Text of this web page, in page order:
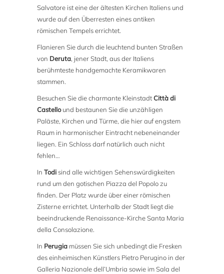
Salvatore ist eine der ältesten Kirchen Italiens und
wurde auf den Überresten eines antiken
römischen Tempels errichtet.
Flanieren Sie durch die leuchtend bunten Straßen
von Deruta, jener Stadt, aus der Italiens
berühmteste handgemachte Keramikwaren
stammen.
Besuchen Sie die charmante KleinstadtCittà di
Castellound bestaunen Sie die unzähligen
Paläste, Kirchen und Türme, die hier auf engstem
Raum in harmonischer Eintracht nebeneinander
liegen. Ein Schloss darf natürlich auch nicht
fehlen…
InTodi sind alle wichtigen Sehenswürdigkeiten
rund um den gotischen Piazza del Popolo zu
finden. Der Platz wurde über einer römischen
Zisterne errichtet. Unterhalb der Stadt liegt die
beeindruckende Renaissance-Kirche Santa Maria
della Consolazione.
In Perugia müssen Sie sich unbedingt die Fresken
des einheimischen Künstlers Pietro Perugino in der
Galleria Nazionale dell’Umbria sowie im Sala del